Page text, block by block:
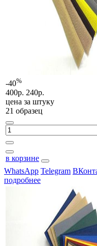
-40%
400р. 240р.
цена за штуку
21 образец
в корзине
WhatsApp Telegram
подробнее